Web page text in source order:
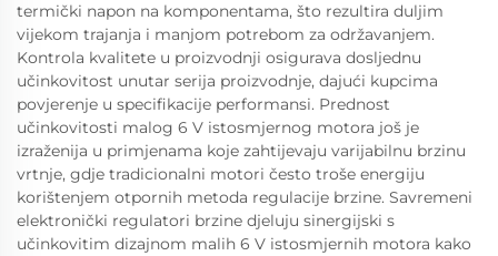
termički napon na komponentama, što rezultira duljim
vijekom trajanja i manjom potrebom za održavanjem.
Kontrola kvalitete u proizvodnji osigurava dosljednu
učinkovitost unutar serija proizvodnje, dajući kupcima
povjerenje u specifikacije performansi. Prednost
učinkovitosti malog 6 V istosmjernog motora još je
izraženija u primjenama koje zahtijevaju varijabilnu brzinu
vrtnje, gdje tradicionalni motori često troše energiju
korištenjem otpornih metoda regulacije brzine. Savremeni
elektronički regulatori brzine djeluju sinergijski s
učinkovitim dizajnom malih 6 V istosmjernih motora kako